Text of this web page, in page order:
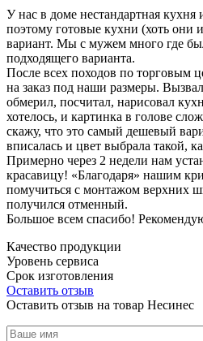
У нас в доме нестандартная кухня
поэтому готовые кухни (хоть
вариант. Мы с мужем много где
подходящего варианта.
После всех походов по торговым
на заказ под наши размеры.
обмерил, посчитал, нарисовал
хотелось, и картинка в голове
скажу, что это самый дешевый
вписалась и цвет выбрала такой,
Примерно через 2 недели нам
красавицу! «Благодаря» нашим
помучиться с монтажом верхних
получился отменный.
Большое всем спасибо!
Качество продукции
Уровень сервиса
Срок изготовления
Оставить отзыв
Оставить отзыв на товар Несинес